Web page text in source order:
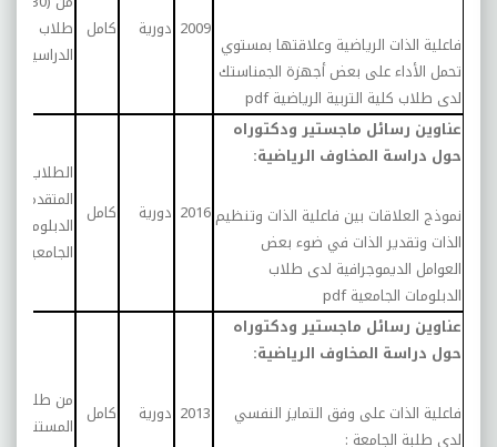
فاعلية الذات الرياضية وعلاقتها بمستوي
تحمل الأداء على بعض أجهزة الجمناستك
لدى طلاب كلية التربية الرياضيةpdf
2009 دورية كامل طلاب السنة
الدراسية
عناوين رسائل ماجستير ودكتوراه
حول دراسة المخاوف الرياضية:
نموذج العلاقات بين فاعلية الذات وتنظيم
الذات وتقدير الذات في ضوء بعض
العوامل الديموجرافية لدى طلاب
الدبلومات الجامعيةpdf
2016 دورية كامل
الطلاب
المتقدمين
الدبلومات
الجامعية
عناوين رسائل ماجستير ودكتوراه
حول دراسة المخاوف الرياضية:
فاعلية الذات على وفق التمايز النفسي
لدى طلبة الجامعة :
2013 دورية كامل من طلبة
المستنصرية